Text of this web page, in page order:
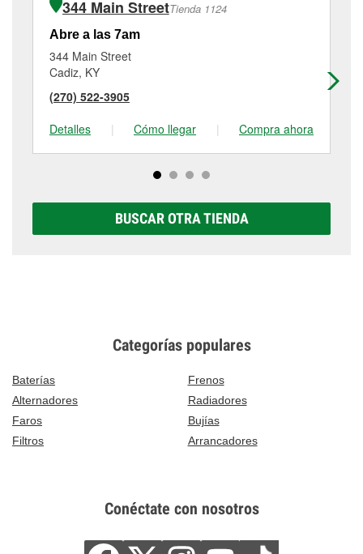
344 Main StreetTienda 1124
Abre a las 7am
344 Main Street
Cadiz, KY
(270) 522-3905
Detalles
| Cómo llegar | Compra ahora
BUSCAR OTRA TIENDA
Categorías populares
Baterías
Frenos
Alternadores
Radiadores
Faros
Bujías
Filtros
Arrancadores
Conéctate con nosotros